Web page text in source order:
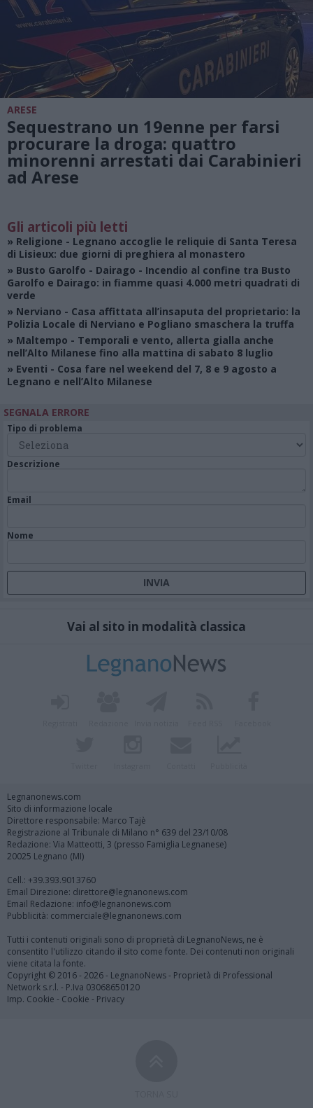
ARESE
Sequestrano un 19enne per farsi
procurare la droga: quattro
minorenni arrestati dai Carabinieri
ad Arese
Gli articoli più letti
» Religione - Legnano accoglie le reliquie di Santa Teresa
di Lisieux: due giorni di preghiera al monastero
» Busto Garolfo - Dairago - Incendio al confine tra Busto
Garolfo e Dairago: in fiamme quasi 4.000 metri quadrati di
verde
» Nerviano - Casa affittata all’insaputa del proprietario: la
Polizia Locale di Nerviano e Pogliano smaschera la truffa
» Maltempo - Temporali e vento, allerta gialla anche
nell’Alto Milanese fino alla mattina di sabato 8 luglio
» Eventi - Cosa fare nel weekend del 7, 8 e 9 agosto a
Legnano e nell’Alto Milanese
SEGNALA ERRORE
Tipo di problema
Descrizione
Email
Nome
Vai al sito in modalità classica
Legnanonews.com
Sito di informazione locale
Direttore responsabile: Marco Tajè
Registrazione al Tribunale di Milano n° 639 del 23/10/08
Redazione: Via Matteotti, 3 (presso Famiglia Legnanese)
20025 Legnano (MI)
Cell.: +39.393.9013760
Email Direzione: direttore@legnanonews.com
Email Redazione: info@legnanonews.com
Pubblicità: commerciale@legnanonews.com
Tutti i contenuti originali sono di proprietà di LegnanoNews, ne è
consentito l'utilizzo citando il sito come fonte. Dei contenuti non originali
viene citata la fonte.
Copyright © 2016 - 2026 - LegnanoNews - Proprietà di Professional
Network s.r.l. - P.Iva 03068650120
Imp. Cookie - Cookie - Privacy